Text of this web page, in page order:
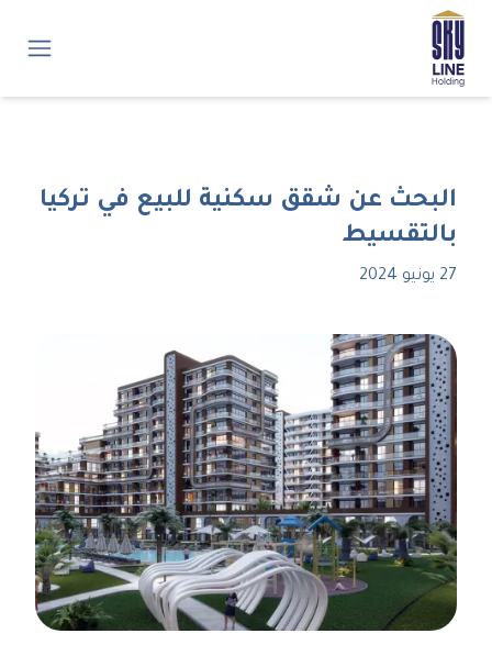
البحث عن شقق سكنية للبيع في تركيا
بالتقسيط
27 يونيو 2024